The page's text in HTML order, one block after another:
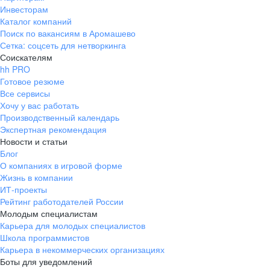
Инвесторам
Каталог компаний
Поиск по вакансиям в Аромашево
Сетка: соцсеть для нетворкинга
Соискателям
hh PRO
Готовое резюме
Все сервисы
Хочу у вас работать
Производственный календарь
Экспертная рекомендация
Новости и статьи
Блог
О компаниях в игровой форме
Жизнь в компании
ИТ-проекты
Рейтинг работодателей России
Молодым специалистам
Карьера для молодых специалистов
Школа программистов
Карьера в некоммерческих организациях
Боты для уведомлений